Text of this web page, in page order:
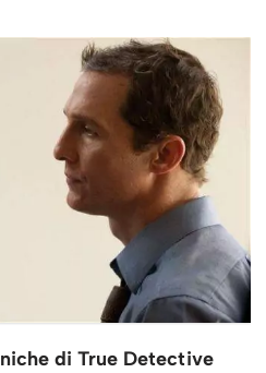
di True Detective